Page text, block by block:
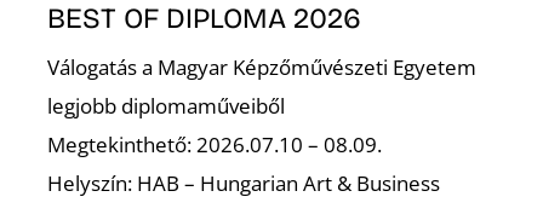
BEST OF DIPLOMA 2026
Válogatás a Magyar Képzőművészeti Egyetem
legjobb diplomaműveiből
Megtekinthető: 2026.07.10 – 08.09.
Helyszín: HAB – Hungarian Art & Business